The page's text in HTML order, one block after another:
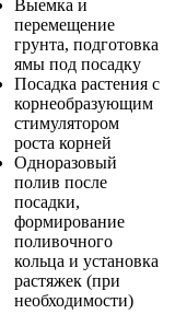
Выемка и
перемещение
грунта, подготовка
ямы под посадку
Посадка растения с
корнеобразующим
стимулятором
роста корней
Одноразовый
полив после
посадки,
формирование
поливочного
кольца и установка
растяжек (при
необходимости)